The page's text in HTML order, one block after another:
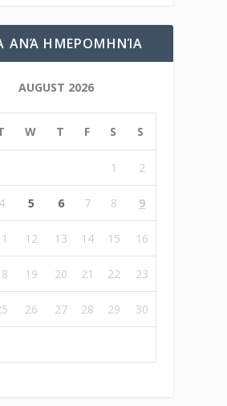
ΑΝΆ ΗΜΕΡΟΜΗΝΊΑ
AUGUST 2026
W T F S S
1 2
4 5 6 7 8 9
12 13 14 15 16
19 20 21 22 23
26 27 28 29 30